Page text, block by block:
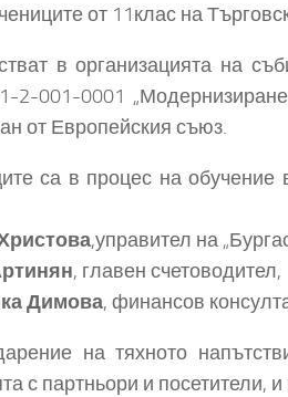
от 11клас на
в организацията на
2-001-0001
от Европейския съюз.
в процес на обучение в
,управител на
, главен счетоводител,
Димова, финансов
на тяхното
с партньори и посетители,